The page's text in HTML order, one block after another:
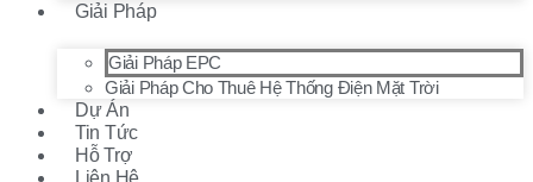
Giải Pháp
Giải Pháp EPC
Giải Pháp Cho Thuê Hệ Thống Điện Mặt Trời
Dự Án
Tin Tức
Hỗ Trợ
Liên Hệ